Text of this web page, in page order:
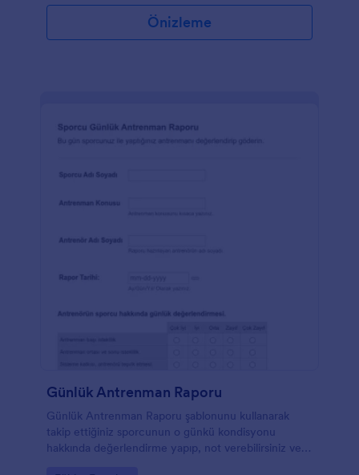
Önizleme
Günlük Antrenman Raporu
Günlük Antrenman Raporu şablonunu kullanarak
takip ettiğiniz sporcunun o günkü kondisyonu
hakkında değerlendirme yapıp, not verebilirsiniz ve